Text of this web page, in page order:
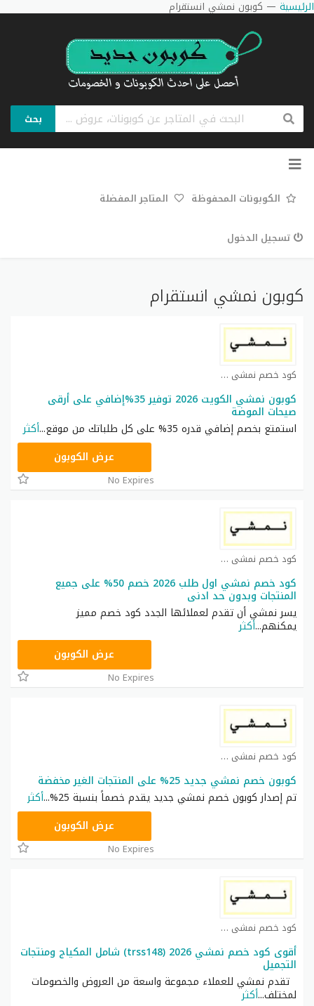
الرئيسية — كوبون نمشي انستقرام
بحث
تخطي
الكوبونات المحفوظة المتاجر المفضلة
تسجيل الدخول
كوبون نمشي انستقرام
كود خصم نمشي كوبون
كوبون نمشي الكويت 2026 توفير 35%إضافي على أرقى
صيحات الموضة
استمتع بخصم إضافي قدره 35% على كل طلباتك من موقع
...أكثر
TRSS148عرض الكوبون
No Expires
كود خصم نمشي كوبون
كود خصم نمشي اول طلب 2026 خصم 50% على جميع
المنتجات وبدون حد ادنى
يسر نمشي أن تقدم لعملائها الجدد كود خصم مميز
يمكنهم...أكثر
TRSS148عرض الكوبون
No Expires
كود خصم نمشي كوبون
كوبون خصم نمشي جديد 25% على المنتجات الغير مخفضة
تم إصدار كوبون خصم نمشي جديد يقدم خصماً بنسبة 25%
...أكثر
AC182عرض الكوبون
No Expires
كود خصم نمشي كوبون
أقوى كود خصم نمشي 2026 (trss148) شامل المكياج ومنتجات
التجميل
تقدم نمشي للعملاء مجموعة واسعة من العروض والخصومات
لمختلف...أكثر